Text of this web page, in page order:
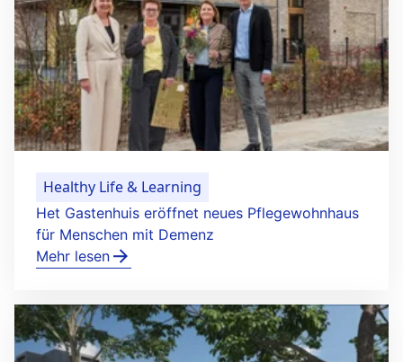
Healthy Life & Learning
Het Gastenhuis eröffnet neues Pflegewohnhaus
für Menschen mit Demenz
Mehr lesen